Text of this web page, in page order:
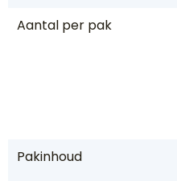
Aantal per pak
Pakinhoud